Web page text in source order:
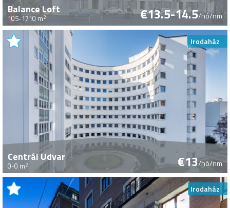
Balance Loft
105-1710 m2 €13.5-14.5/hó/nm
Irodaház
Centrál Udvar
0-0 m2 €13/hó/nm
Irodaház